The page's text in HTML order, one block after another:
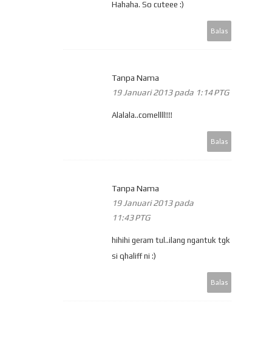
Hahaha. So cuteee :)
Balas
Tanpa Nama
19 Januari 2013 pada 1:14 PTG
Alalala..comellll!!!!
Balas
Tanpa Nama
19 Januari 2013 pada
11:43 PTG
hihihi geram tul..ilang ngantuk tgk
si qhaliff ni :)
Balas